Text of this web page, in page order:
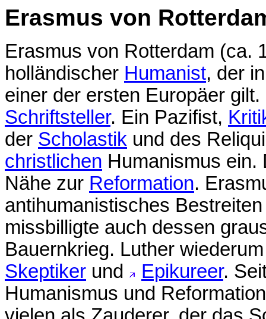
Erasmus von
Erasmus von Rotterdam (ca.
holländischer Humanist, der
einer der ersten Europäer
Schriftsteller. Ein Pazifist,
der Scholastik und des
christlichen Humanismus ein.
Nähe zur Reformation.
antihumanistisches
missbilligte auch dessen
Bauernkrieg. Luther
Skeptiker und Epikureer.
Humanismus und